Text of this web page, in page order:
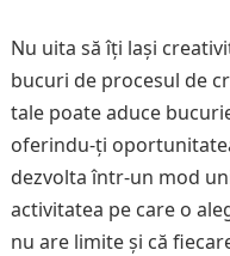
Nu uita să îți lași
bucuri de procesul de
tale poate aduce
oferindu-ți
dezvolta într-un mod
activitatea pe care o
nu are limite și că